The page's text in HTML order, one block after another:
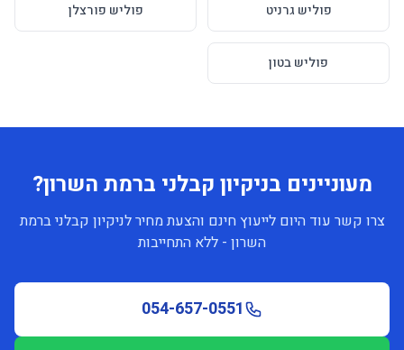
פוליש גרניט פוליש פורצלן
פוליש בטון
מעוניינים בניקיון קבלני ברמת השרון?
צרו קשר עוד היום לייעוץ חינם והצעת מחיר לניקיון קבלני ברמת
השרון - ללא התחייבות
054-657-0551